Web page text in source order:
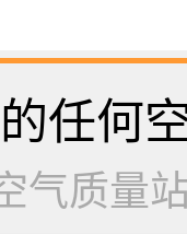
任何
气质量